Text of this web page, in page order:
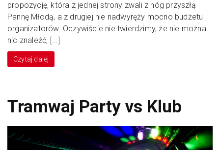
propozycję, która z jednej strony zwali z nóg przyszłą
Pannę Młodą, a z drugiej nie nadwyręży mocno budżetu
organizatorów. Oczywiście nie twierdzimy, że nie można
nic znaleźć, [...]
Czytaj dalej
Tramwaj Party vs Klub